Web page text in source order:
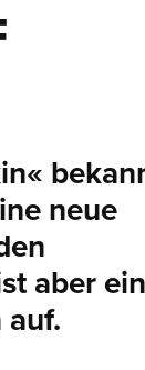
neue
aber
auf.